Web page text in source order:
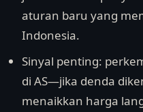
aturan baru yang
Indonesia.
Sinyal penting:
di AS—jika denda
menaikkan harga